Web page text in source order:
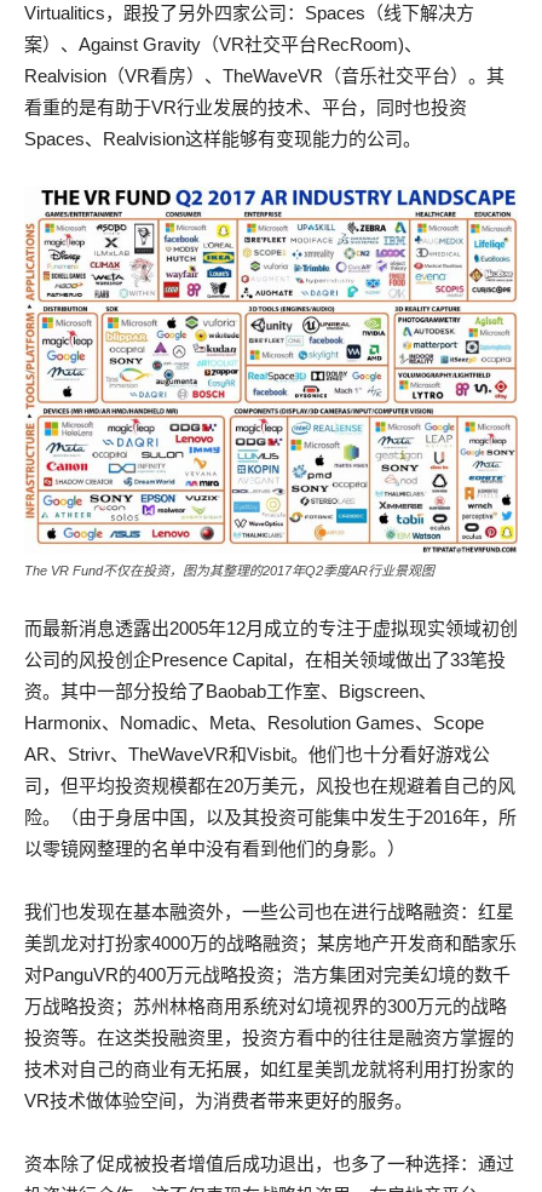
Virtualitics，跟投了另外四家公司：Spaces（线下解决方
案）、Against Gravity（VR社交平台RecRoom)、
Realvision（VR看房）、TheWaveVR（音乐社交平台）。其
看重的是有助于VR行业发展的技术、平台，同时也投资
Spaces、Realvision这样能够有变现能力的公司。
The VR Fund不仅在投资，图为其整理的2017年Q2季度AR行业景观图
而最新消息透露出2005年12月成立的专注于虚拟现实领域初创
公司的风投创企Presence Capital，在相关领域做出了33笔投
资。其中一部分投给了Baobab工作室、Bigscreen、
Harmonix、Nomadic、Meta、Resolution Games、Scope
AR、Strivr、TheWaveVR和Visbit。他们也十分看好游戏公
司，但平均投资规模都在20万美元，风投也在规避着自己的风
险。（由于身居中国，以及其投资可能集中发生于2016年，所
以零镜网整理的名单中没有看到他们的身影。）
我们也发现在基本融资外，一些公司也在进行战略融资：红星
美凯龙对打扮家4000万的战略融资；某房地产开发商和酷家乐
对PanguVR的400万元战略投资；浩方集团对完美幻境的数千
万战略投资；苏州林格商用系统对幻境视界的300万元的战略
投资等。在这类投融资里，投资方看中的往往是融资方掌握的
技术对自己的商业有无拓展，如红星美凯龙就将利用打扮家的
VR技术做体验空间，为消费者带来更好的服务。
资本除了促成被投者增值后成功退出，也多了一种选择：通过